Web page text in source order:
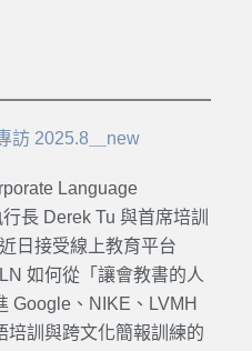
Language
長 Derek Tu 與首席培訓
日接受線上教育平台
如何從「讓會教書的人
Google、NIKE、LVMH
培訓與跨文化簡報訓練的